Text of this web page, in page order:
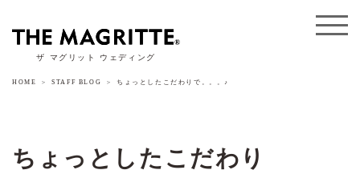
ザ マグリット ウェディング
HOME STAFF BLOG ちょっとしたこだわりで。。。♪
ちょっとしたこだわり